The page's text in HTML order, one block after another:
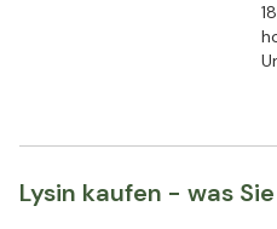
Lysin kaufen - was